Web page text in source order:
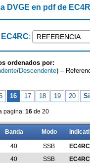
DVGE en pdf de
EC4RC:
ordenados por:
/Descendente) –
16 17 18 19 20
pagina: 16 de 20
Banda Modo
40 SSB EC4RC
40 SSB EC4RC